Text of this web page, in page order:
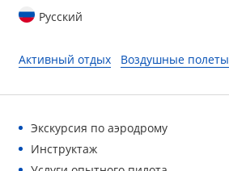
Русский
Активный отдых Воздушные полеты
Экскурсия по аэродрому
Инструктаж